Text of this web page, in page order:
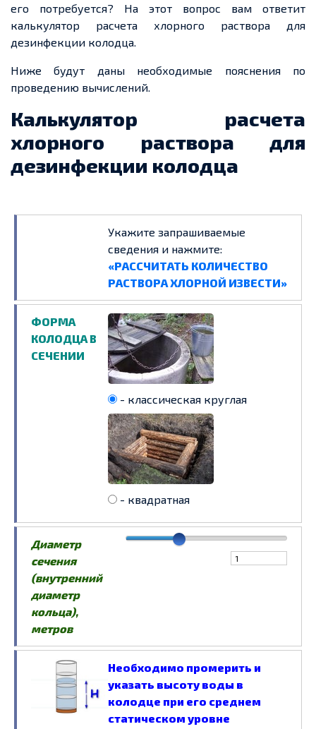
его потребуется? На этот вопрос вам ответит
калькулятор расчета хлорного раствора для
дезинфекции колодца.
Ниже будут даны необходимые пояснения по
проведению вычислений.
Калькулятор расчета
хлорного раствора для
дезинфекции колодца
Укажите запрашиваемые
сведения и нажмите:
«РАССЧИТАТЬ КОЛИЧЕСТВО
РАСТВОРА ХЛОРНОЙ ИЗВЕСТИ»
ФОРМА
КОЛОДЦА В
СЕЧЕНИИ
- классическая круглая
- квадратная
Диаметр
сечения
(внутренний
диаметр
кольца),
метров
Необходимо промерить и
указать высоту воды в
колодце при его среднем
статическом уровне